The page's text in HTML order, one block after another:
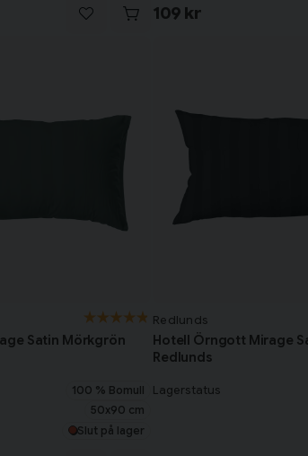
109 kr
Satin Mörkgrön
100 % Bomull
50x90 cm
Slut på lager
Redlunds
Hotell Örngott Mirage
Redlunds
Lagerstatus